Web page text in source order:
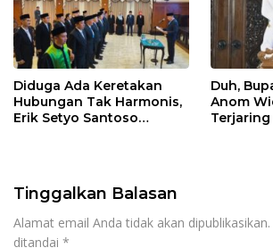
Diduga Ada Keretakan
Hubungan Tak Harmonis,
Erik Setyo Santoso
Duh,
Anom
Terjaring
Tinggalkan Balasan
Alamat email Anda tidak akan dipublikasikan.
ditandai *